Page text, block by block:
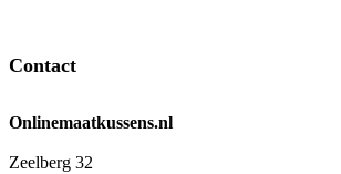
Contact
Onlinemaatkussens.nl
Zeelberg 32